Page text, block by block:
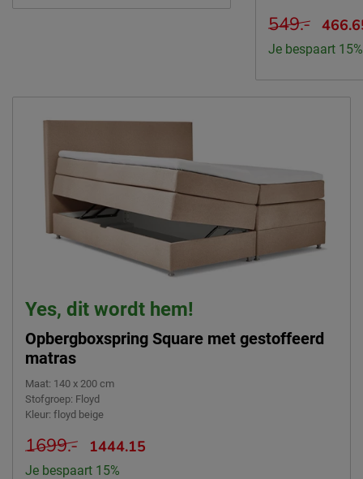
549.-
Je bespaart 15%
Yes, dit wordt hem!
Opbergboxspring Square met gestoffeerd
matras
Maat: 140 x 200 cm
Stofgroep: Floyd
Kleur: floyd beige
1699.- 1444.15
Je bespaart 15%